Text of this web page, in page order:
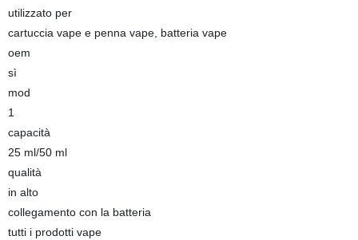
utilizzato per
cartuccia vape e penna vape, batteria vape
oem
sì
mod
1
capacità
25 ml/50 ml
qualità
in alto
collegamento con la batteria
tutti i prodotti vape